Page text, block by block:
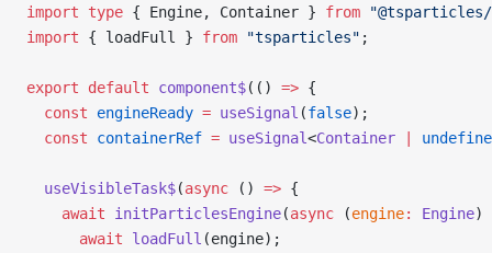
import type { Engine, Container } from
import { loadFull } from "tsparticles" ;
export default component$(() => {
  const
engineReady = useSignal (false);
  const
containerRef = useSignal<Container
  useVisibleTask$
(async () => {
    await
initParticlesEngine(async (engine: Engine)
      await
loadFull (engine);